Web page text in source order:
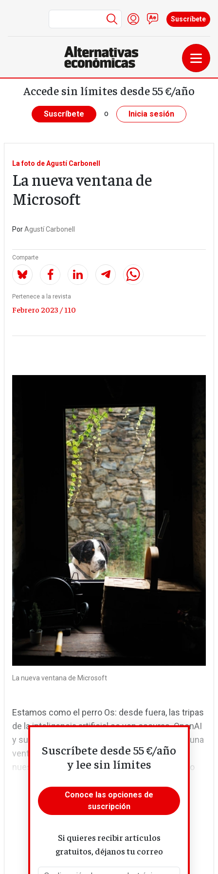
Pasar al contenido principal
Menú de cuenta de
Iniciar sesión
Contacto
Suscríbete
Accede sin límites desde 55 €/año
Suscríbete o Inicia sesión
La foto de Agustí Carbonell
La nueva ventana de
Microsoft
PorAgustí Carbonell
Comparte
Pertenece a la revista
Febrero 2023 / 110
La nueva ventana de Microsoft
Estamos como el perro Os: desde fuera, las tripas
de la inteligencia artificial se ven oscuras. OpenAI
y su ChatbotGPT, apuesta de Microsoft, abren una
ventana a nuevos efectos de la tecnología en
nuestras vidas. Buenos, malos. Vendidos como
Suscríbete desde 55 €/año
y lee sin límites
Conoce las opciones de
suscripción
Si quieres recibir artículos
gratuitos, déjanos tu correo